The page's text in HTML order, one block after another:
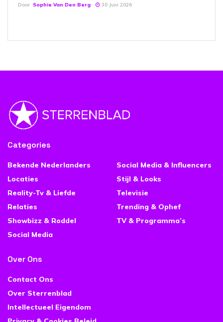
Door Sophie Van Den Berg 30 Juni 2026
Categories
Bekende Nederlanders
Locaties
Reality-Tv & Liefde
Relaties
Showbizz & Roddel
Social Media
Social Media & Influencers
Stijl & Looks
Televisie
Trending & Ophef
TV & Programma’s
Over Ons
Contact Ons
Over Sterrenblad
Intellectueel Eigendom